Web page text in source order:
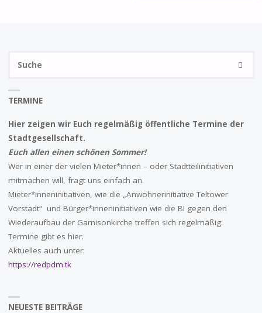
SUCHE
TERMINE
Hier zeigen wir Euch regelmäßig öffentliche Termine der
Stadtgesellschaft.
Euch allen einen schönen Sommer!
Wer in einer der vielen Mieter*innen – oder Stadtteilinitiativen
mitmachen will, fragt uns einfach an.
Mieter*inneninitiativen, wie die „Anwohnerinitiative Teltower
Vorstadt“ und Bürger*inneninitiativen wie die BI gegen den
Wiederaufbau der Garnisonkirche treffen sich regelmäßig.
Termine gibt es hier.
Aktuelles auch unter:
https://redpdm.tk
NEUESTE BEITRÄGE